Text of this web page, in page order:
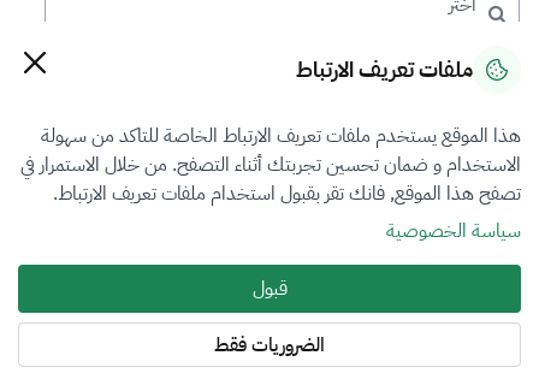
رقم الترخيص
التصنيف
VFR2
فرع التقييم
ملفات تعريف الارتباط
هذا الموقع يستخدم ملفات تعريف الارتباط الخاصة للتاكد من سهولة
الاستخدام و ضمان تحسين تجربتك أثناء التصفح. من خلال الاستمرار في
تصفح هذا الموقع, فانك تقر بقبول استخدام ملفات تعريف الارتباط.
سياسة الخصوصية
قبول
الضروريات فقط